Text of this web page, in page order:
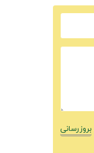
بروزرسانی